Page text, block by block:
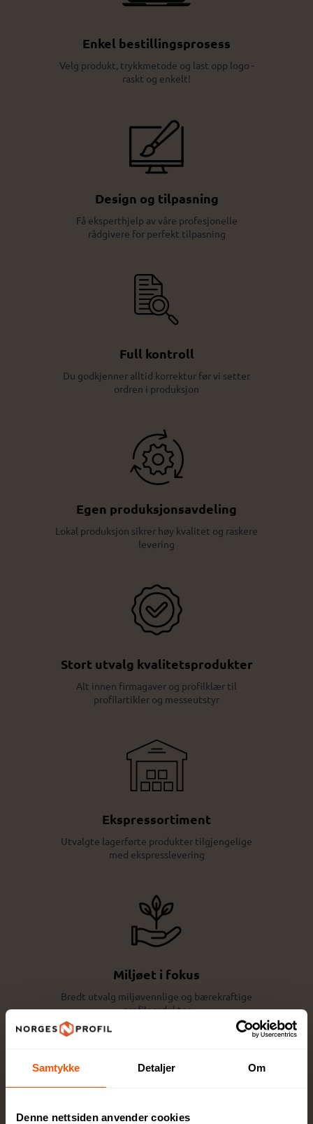
Samtykke Detaljer Om
Denne nettsiden anvender cookies
Enkel bestillingsprosess
Velg produkt, trykkmetode og last opp logo -
raskt og enkelt!
Design og tilpasning
Få eksperthjelp av våre profesjonelle
rådgivere for perfekt tilpasning
Full kontroll
Du godkjenner alltid korrektur før vi setter
ordren i produksjon
Egen produksjonsavdeling
Lokal produksjon sikrer høy kvalitet og raskere
levering
Stort utvalg kvalitetsprodukter
Alt innen firmagaver og profilklær til
profilartikler og messeutstyr
Ekspressortiment
Utvalgte lagerførte produkter tilgjengelige
med ekspresslevering
Miljøet i fokus
Bredt utvalg miljøvennlige og bærekraftige
profilprodukter